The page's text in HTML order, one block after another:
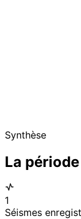
Synthèse
La
1
Séismes